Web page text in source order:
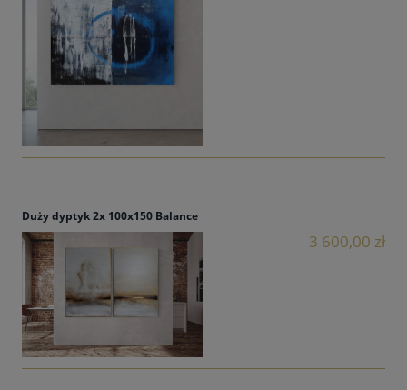
Duży dyptyk 2x 100x150 Balance
3 600,00 zł